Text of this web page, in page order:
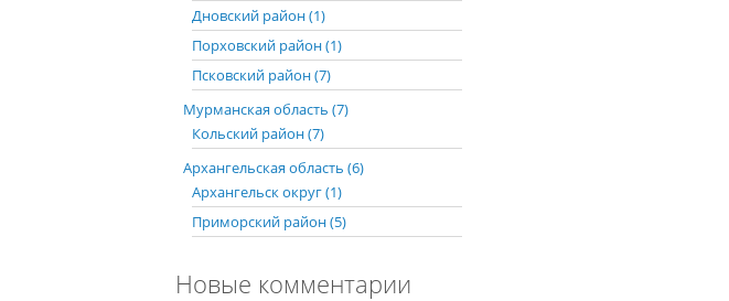
Дновский район (1)
Порховский район (1)
Псковский район (7)
Мурманская область (7)
Кольский район (7)
Архангельская область (6)
Архангельск округ (1)
Приморский район (5)
Новые комментарии